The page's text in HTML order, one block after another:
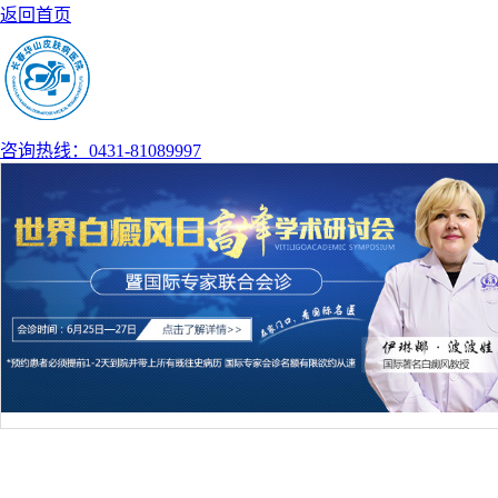
返回首页
咨询热线：0431-81089997